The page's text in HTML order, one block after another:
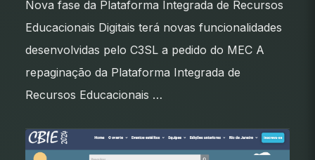
Nova fase da Plataforma Integrada de Recursos
Educacionais Digitais terá novas funcionalidades
desenvolvidas pelo C3SL a pedido do MEC A
repaginação da Plataforma Integrada de
Recursos Educacionais …